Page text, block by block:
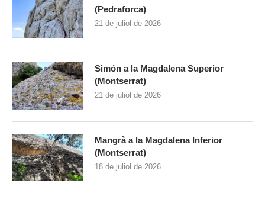
(Pedraforca)
21 de juliol de 2026
Simón a la Magdalena Superior
(Montserrat)
21 de juliol de 2026
Mangrà a la Magdalena Inferior
(Montserrat)
18 de juliol de 2026